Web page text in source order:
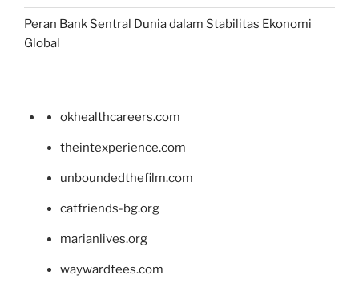
Peran Bank Sentral Dunia dalam Stabilitas Ekonomi
Global
okhealthcareers.com
theintexperience.com
unboundedthefilm.com
catfriends-bg.org
marianlives.org
waywardtees.com